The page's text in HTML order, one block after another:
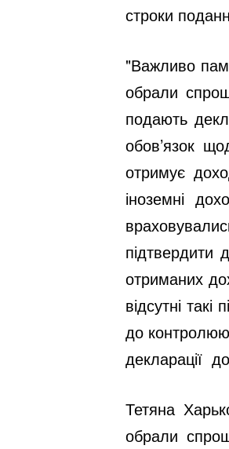
строки
"Важливо
обрали
подають
обов’язок
отримує
іноземні
підтвердити
отриманих
відсутні
до
декларації
Тетяна
обрали